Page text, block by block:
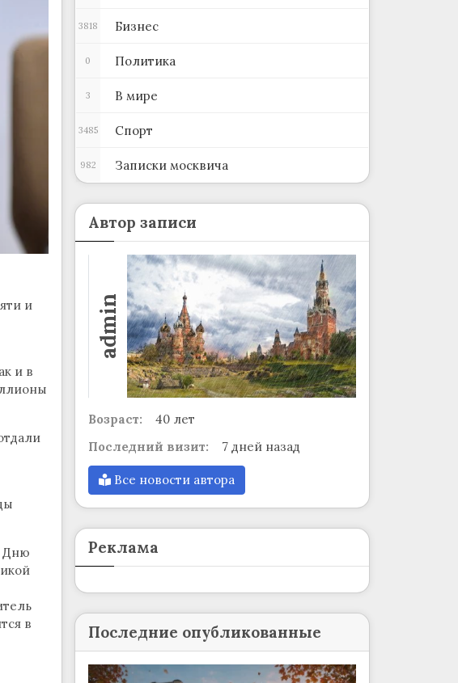
и
и в
Дню
в
Бизнес
3818
Политика
0
В мире
3
Спорт
3485
Записки москвича
982
Автор записи
admin
Возраст:
40 лет
Последний визит:
7 дней назад
Все новости автора
Реклама
Последние опубликованные